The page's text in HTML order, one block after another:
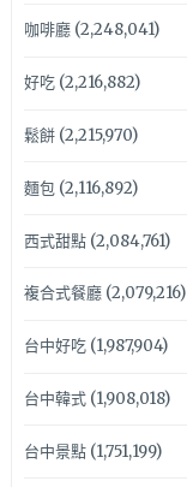
咖啡廳(2,248,041)
好吃(2,216,882)
鬆餅(2,215,970)
麵包(2,116,892)
西式甜點(2,084,761)
複合式餐廳(2,079,216)
台中好吃(1,987,904)
台中韓式(1,908,018)
台中景點(1,751,199)